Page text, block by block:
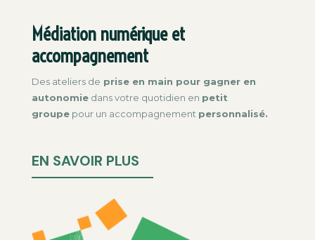
Médiation numérique et
accompagnement
Des ateliers de prise en main pour gagner en
autonomiedans votre quotidien en petit
groupepour un accompagnement personnalisé.
EN SAVOIR PLUS